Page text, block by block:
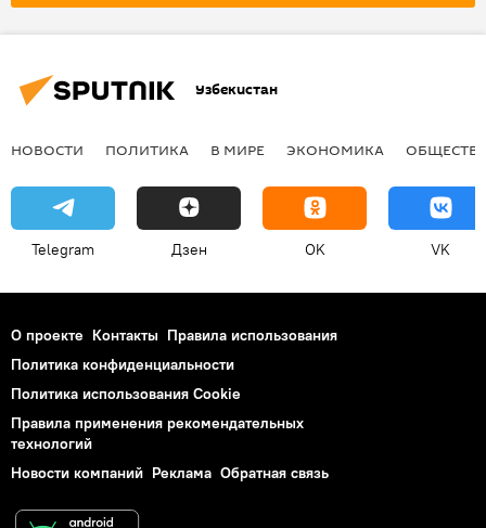
Узбекистан
НОВОСТИ ПОЛИТИКА В МИРЕ ЭКОНОМИКА
Telegram Дзен OK VK
О проекте Контакты Правила использования
Политика конфиденциальности
Политика использования Cookie
Правила применения рекомендательных
технологий
Новости компаний Реклама Обратная связь